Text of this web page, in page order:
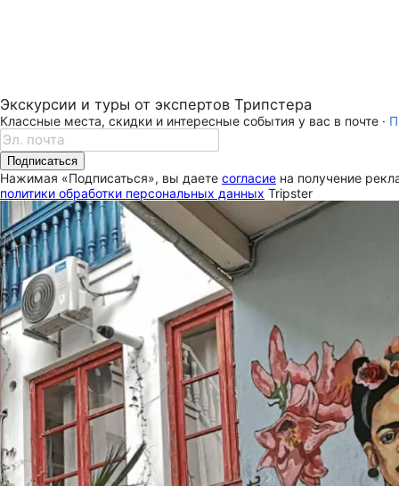
Экскурсии и туры от экспертов Трипстера
Классные места, скидки и интересные события у вас в почте ·
Подписаться
Нажимая «Подписаться», вы даете согласие на получение
политики обработки персональных данных Tripster